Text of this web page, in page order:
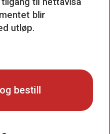
til nettavisa
blir
utløp.
bestill